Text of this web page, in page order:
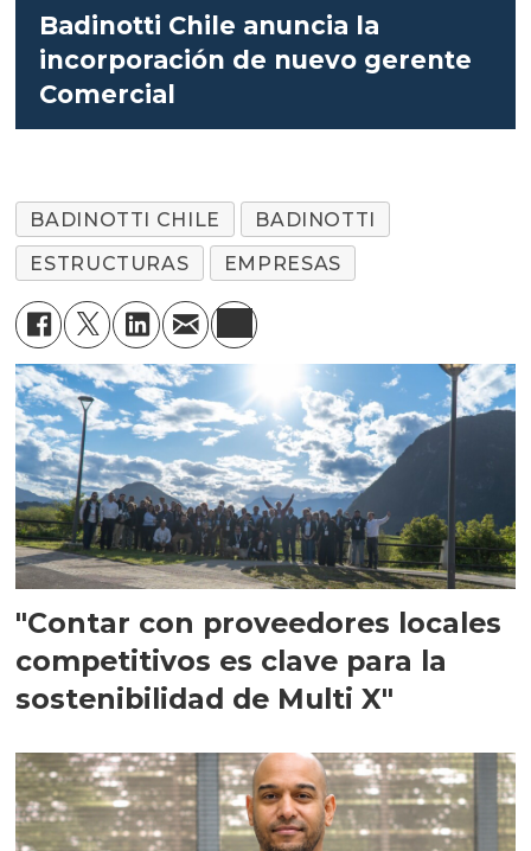
Badinotti Chile anuncia la
incorporación de nuevo gerente
Comercial
BADINOTTI CHILE
BADINOTTI
ESTRUCTURAS
EMPRESAS
"Contar con proveedores locales
competitivos es clave para la
sostenibilidad de Multi X"